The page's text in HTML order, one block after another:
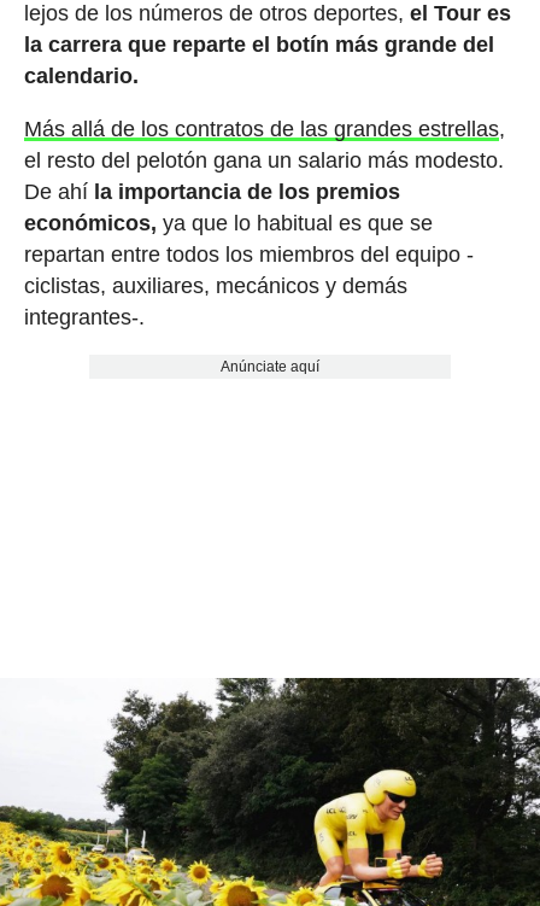
lejos de los números de otros deportes, el Tour es
la carrera que reparte el botín más grande del
calendario.
Más allá de los contratos de las grandes estrellas,
el resto del pelotón gana un salario más modesto.
De ahí la importancia de los premios
económicos, ya que lo habitual es que se
repartan entre todos los miembros del equipo -
ciclistas, auxiliares, mecánicos y demás
integrantes-.
Anúnciate aquí